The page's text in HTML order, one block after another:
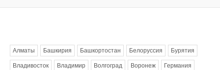
Алматы Башкирия Башкортостан Белоруссия Бурятия
Владивосток Владимир Волгоград Воронеж Германия